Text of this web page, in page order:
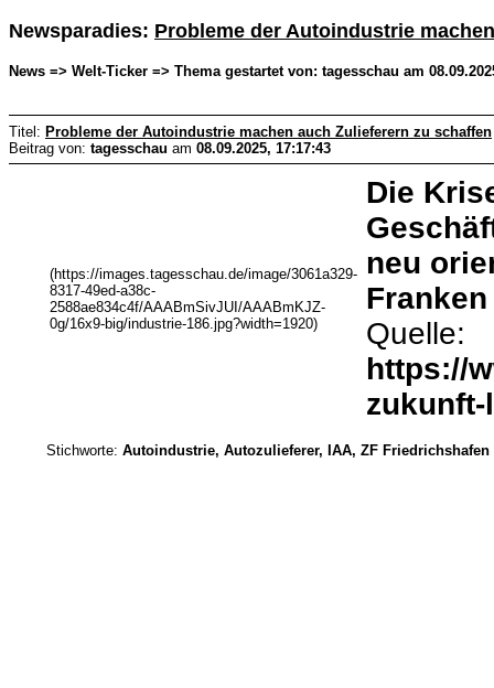
Newsparadies: Probleme der Autoindustrie
News => Welt-Ticker => Thema gestartet von: tagesschau am
Titel: Probleme der Autoindustrie machen auch Zulieferern zu schaffen
Beitrag von: tagesschau am 08.09.2025, 17:17:43
(https://images.tagesschau.de/image/3061a329-
8317-49ed-a38c-
2588ae834c4f/AAABmSivJUI/AAABmKJZ-
0g/16x9-big/industrie-186.jpg?width=1920)
Die
neu
Quelle:
https://
Stichworte:Autoindustrie, Autozulieferer, IAA, ZF Friedrichshafen